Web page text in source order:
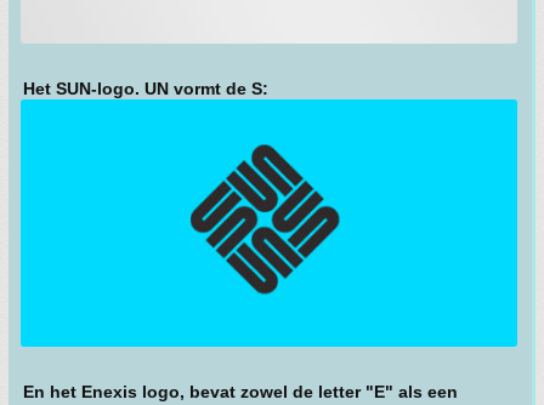
Het SUN-logo. UN vormt de S:
En het Enexis logo, bevat zowel de letter "E" als een